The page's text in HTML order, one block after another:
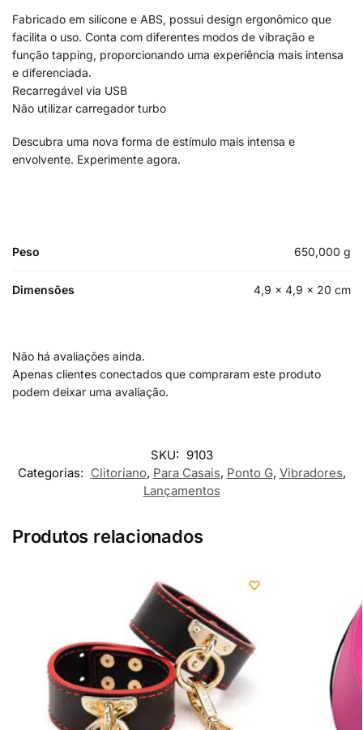
Fabricado em silicone e ABS, possui design ergonômico que
facilita o uso. Conta com diferentes modos de vibração e
função tapping, proporcionando uma experiência mais intensa
e diferenciada.
Recarregável via USB
Não utilizar carregador turbo
Descubra uma nova forma de estímulo mais intensa e
envolvente. Experimente agora.
Peso 650,000 g
Dimensões 4,9 × 4,9 × 20 cm
Não há avaliações ainda.
Apenas clientes conectados que compraram este produto
podem deixar uma avaliação.
SKU: 9103
Categorias: Clitoriano, Para Casais, Ponto G, Vibradores,
Lançamentos
Produtos relacionados